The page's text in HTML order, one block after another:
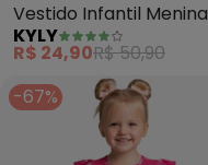
Vestido Infantil Menina
Flores (Rosa)
KYLY
R$ 24,90R$ 50,90
-67%